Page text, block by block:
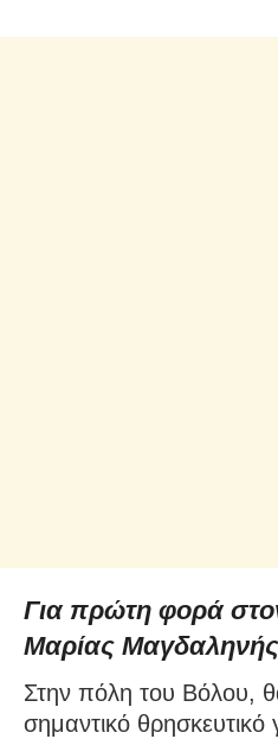
Για πρώτη φορά
Μαρίας Μαγδαληνής
Στην πόλη του Βόλου,
σημαντικό θρησκευτικό